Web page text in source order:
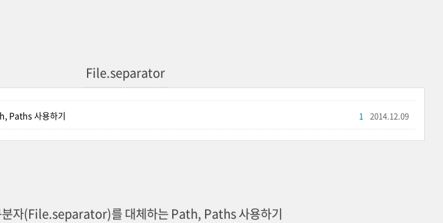
File.separator
Paths 사용하기 2014.12.09
1
분자(File.separator)를 대체하는 Path, Paths 사용하기